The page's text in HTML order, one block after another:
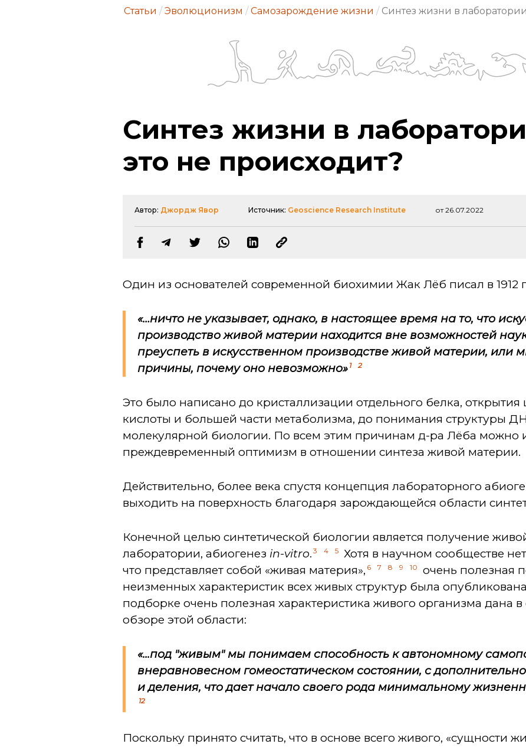
Статьи / Эволюционизм / Самозарождение жизни / Синтез жизни в
Синтез жизни в
это не происходит?
Автор: Джордж Явор Источник: Geoscience Research Institute от 26.07.2022
Один из основателей современной биохимии Жак Лёб писал в 1912
«…ничто не указывает, однако, в настоящее время на то, что
производство живой материи находится вне возможностей
преуспеть в искусственном производстве живой материи, или
причины, почему оно невозможно» 1 2
Это было написано до кристаллизации отдельного белка,
кислоты и большей части метаболизма, до понимания структуры
молекулярной биологии. По всем этим причинам д-ра Лёба можно
преждевременный оптимизм в отношении синтеза живой материи.
Действительно, более века спустя концепция лабораторного
выходить на поверхность благодаря зарождающейся области
Конечной целью синтетической биологии является получение
лаборатории, абиогенез in-vitro. 3 4 5 Хотя в научном сообществе
что представляет собой «живая материя», 6 7 8 9 10
очень полезная
неизменных характеристик всех живых структур была
подборке очень полезная характеристика живого организма дана
обзоре этой области:
«...под "живым" мы понимаем способность к автономному
внеравновесном гомеостатическом состоянии, с
и деления, что дает начало своего рода минимальному
12
Поскольку принято считать, что в основе всего живого, «сущности